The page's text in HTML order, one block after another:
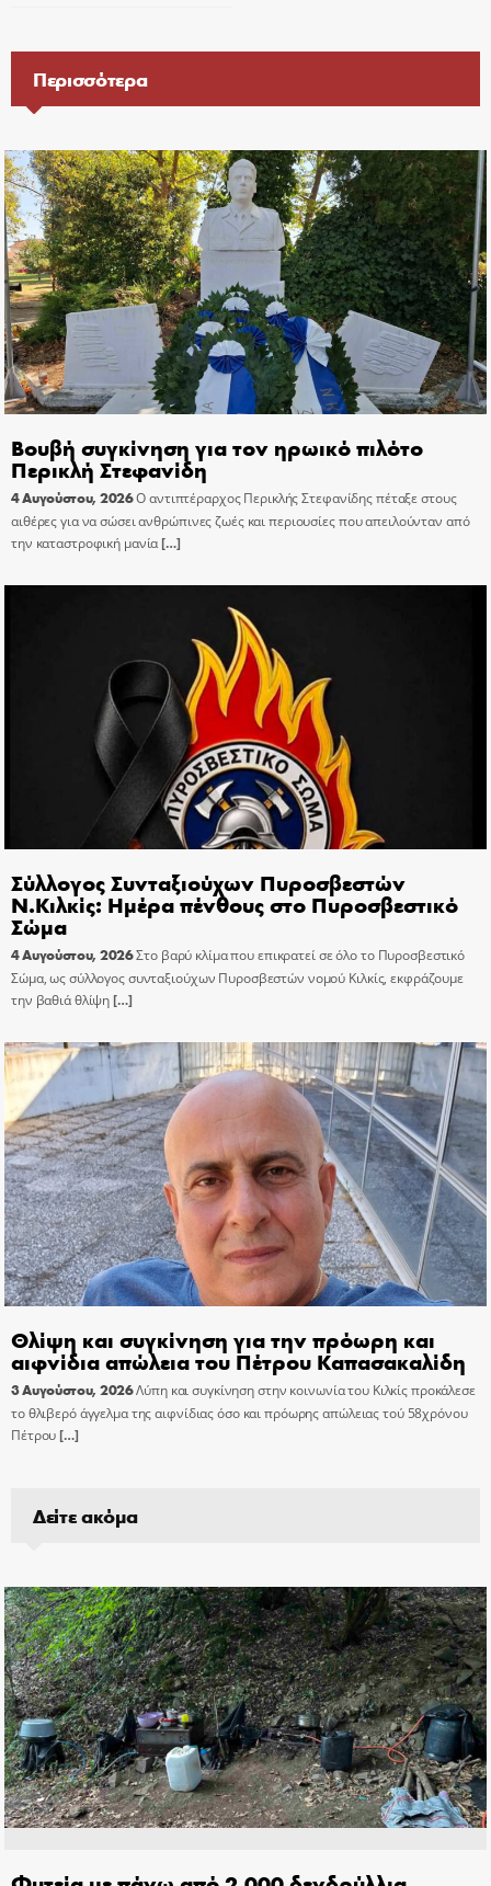
Περισσότερα
Βουβή συγκίνηση για τον ηρωικό πιλότο
Περικλή Στεφανίδη
4 Αυγούστου, 2026Ο αντιπτέραρχος Περικλής Στεφανίδης πέταξε στους
αιθέρες για να σώσει ανθρώπινες ζωές και περιουσίες που απειλούνταν από
την καταστροφική μανία[…]
Σύλλογος Συνταξιούχων Πυροσβεστών
Ν.Κιλκίς: Ημέρα πένθους στο Πυροσβεστικό
Σώμα
4 Αυγούστου, 2026Στο βαρύ κλίμα που επικρατεί σε όλο το Πυροσβεστικό
Σώμα, ως σύλλογος συνταξιούχων Πυροσβεστών νομού Κιλκίς, εκφράζουμε
την βαθιά θλίψη[…]
Θλίψη και συγκίνηση για την πρόωρη και
αιφνίδια απώλεια του Πέτρου Καπασακαλίδη
3 Αυγούστου, 2026Λύπη και συγκίνηση στην κοινωνία του Κιλκίς προκάλεσε
το θλιβερό άγγελμα της αιφνίδιας όσο και πρόωρης απώλειας τού 58χρόνου
Πέτρου[…]
Δείτε ακόμα